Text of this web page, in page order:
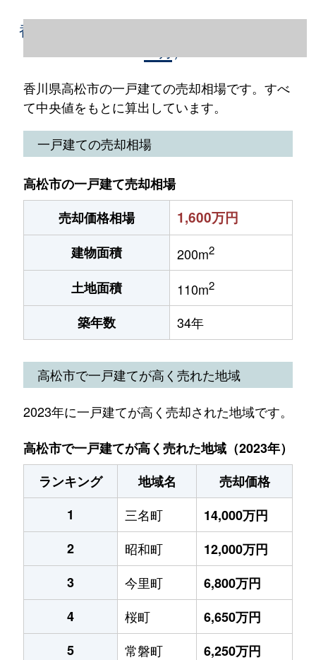
香川県高松市の一戸建て売却情報（2023年1
香川県高松市の一戸建ての売却相場です。すべ
て中央値をもとに算出しています。
一戸建ての売却相場
高松市の一戸建て売却相場
売却価格相場
1,600万円
建物面積 200m2
土地面積 110m2
築年数 34年
高松市で一戸建てが高く売れた地域
2023年に一戸建てが高く売却された地域です。
高松市で一戸建てが高く売れた地域（2023年）
ランキング
地域名
売却価格
1
三名町
14,000万円
2
昭和町
12,000万円
3
今里町
6,800万円
4
桜町
6,650万円
5
常磐町
6,250万円